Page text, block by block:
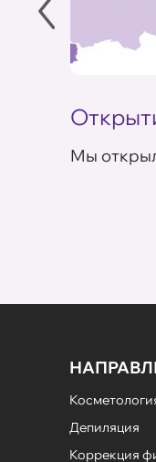
Мы
Депиляция
Коррекция